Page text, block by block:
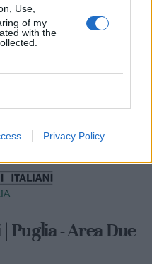
of my
with the
Privacy Policy
Puglia - Area Due